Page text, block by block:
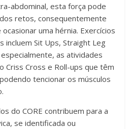
abdominal, esta força pode
retos, consequentemente
uma hérnia. Exercícios
incluem Sit Ups, Straight Leg
as atividades
Criss Cross e Roll-ups que têm
tencionar os músculos
do CORE contribuem para a
se identificada ou